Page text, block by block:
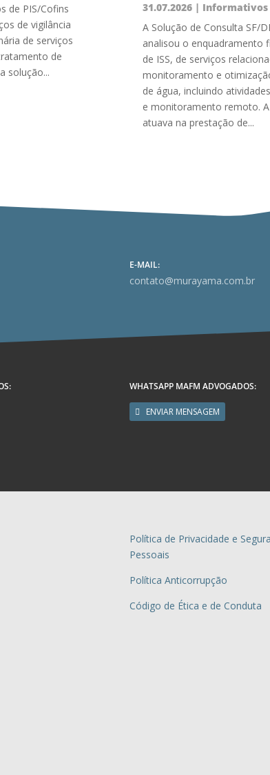
de PIS/Cofins
de vigilância
de serviços
de
solução...
31.07.2026| Informativos
A Solução de Consulta SF/
analisou o enquadramento
de ISS, de serviços
monitoramento e
de água, incluindo
e monitoramento remoto.
atuava na prestação de...
E-MAIL:
contato@murayama.com.br
WHATSAPP MAFM ADVOGADOS:
ENVIAR MENSAGEM
Política de Privacidade e
Pessoais
Política Anticorrupção
Código de Ética e de Conduta